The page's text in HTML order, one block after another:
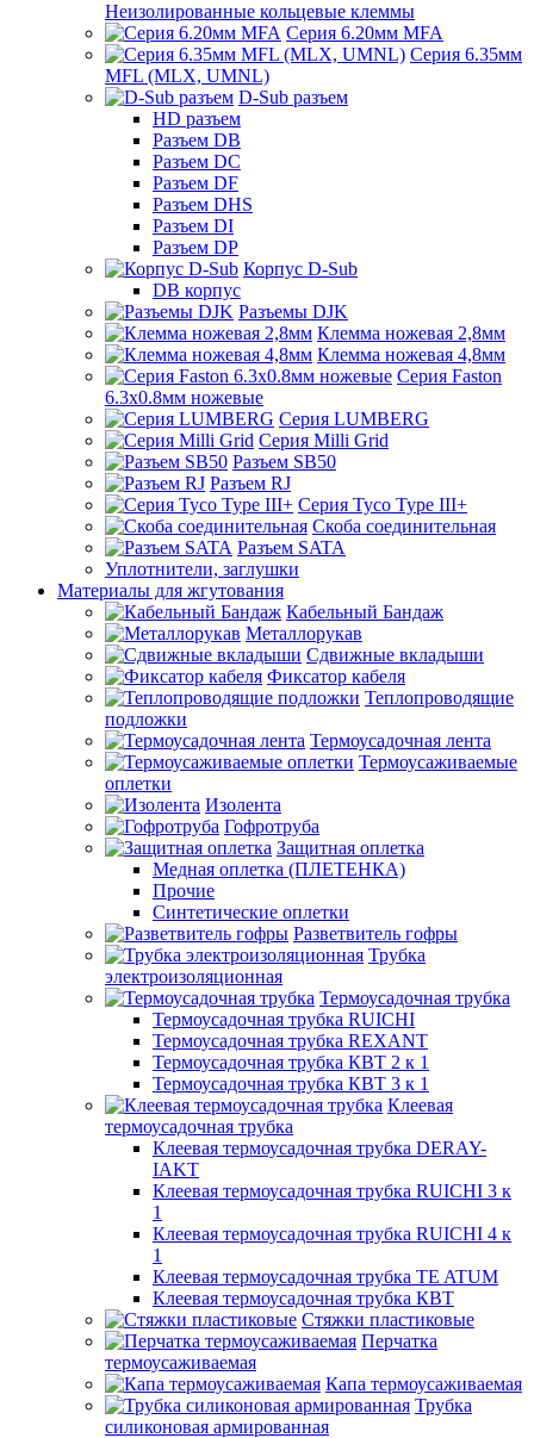
Неизолированные кольцевые клеммы
Серия 6.20мм MFA
Серия 6.35мм
MFL (MLX, UMNL)
D-Sub разъем
HD разъем
Разъем DB
Разъем DC
Разъем DF
Разъем DHS
Разъем DI
Разъем DP
Корпус D-Sub
DB корпус
Разъемы DJK
Клемма ножевая 2,8мм
Клемма ножевая 4,8мм
Серия Faston
6.3х0.8мм ножевые
Серия LUMBERG
Серия Milli Grid
Разъем SB50
Разъем RJ
Серия Tyco Type III+
Скоба соединительная
Разъем SATA
Уплотнители, заглушки
Материалы для жгутования
Кабельный Бандаж
Металлорукав
Сдвижные вкладыши
Фиксатор кабеля
Теплопроводящие
подложки
Термоусадочная лента
Термоусаживаемые
оплетки
Изолента
Гофротруба
Защитная оплетка
Медная оплетка (ПЛЕТЕНКА)
Прочие
Синтетические оплетки
Разветвитель гофры
Трубка
электроизоляционная
Термоусадочная трубка
Термоусадочная трубка RUICHI
Термоусадочная трубка REXANT
Термоусадочная трубка КВТ 2 к 1
Термоусадочная трубка КВТ 3 к 1
Клеевая
термоусадочная трубка
Клеевая термоусадочная трубка DERAY-
IAKT
Клеевая термоусадочная трубка RUICHI 3 к
1
Клеевая термоусадочная трубка RUICHI 4 к
1
Клеевая термоусадочная трубка TE ATUM
Клеевая термоусадочная трубка КВТ
Стяжки пластиковые
Перчатка
термоусаживаемая
Капа термоусаживаемая
Трубка
силиконовая армированная